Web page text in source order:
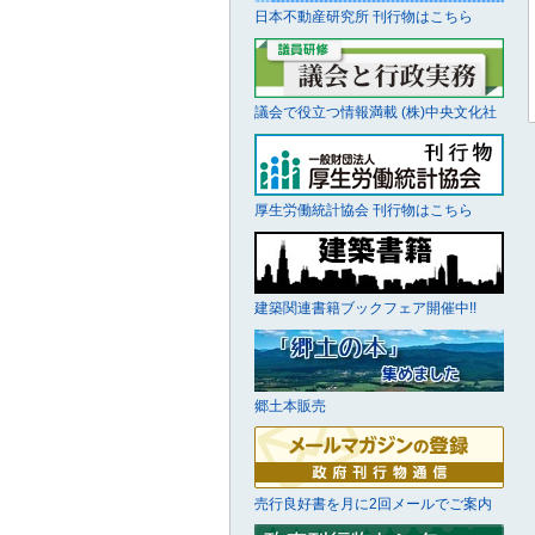
日本不動産研究所 刊行物はこちら
議会で役立つ情報満載 (株)中央文化社
厚生労働統計協会 刊行物はこちら
建築関連書籍ブックフェア開催中!!
郷土本販売
売行良好書を月に2回メールでご案内